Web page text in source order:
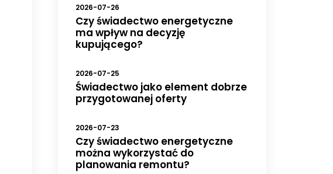
2026-07-26
Czy świadectwo energetyczne
ma wpływ na decyzję
kupującego?
2026-07-25
Świadectwo jako element dobrze
przygotowanej oferty
2026-07-23
Czy świadectwo energetyczne
można wykorzystać do
planowania remontu?